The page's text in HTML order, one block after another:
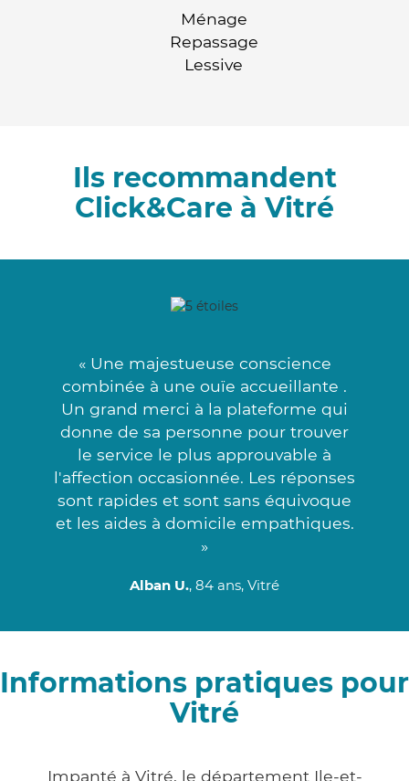
Ménage
Repassage
Lessive
Ils recommandent
Click&Care à Vitré
« Une majestueuse conscience
combinée à une ouïe accueillante .
Un grand merci à la plateforme qui
donne de sa personne pour trouver
le service le plus approuvable à
l'affection occasionnée. Les réponses
sont rapides et sont sans équivoque
et les aides à domicile empathiques.
»
Alban U., 84 ans, Vitré
Informations pratiques pour
Vitré
Impanté à Vitré, le département Ile-et-